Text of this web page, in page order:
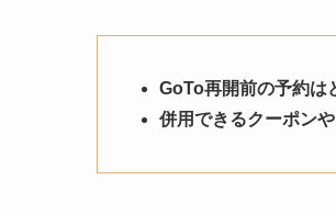
GoTo再開前の予約は
併用できるクーポン